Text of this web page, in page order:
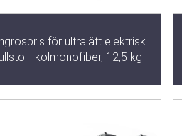
för ultralätt elektrisk
i kolmonofiber, 12,5 kg